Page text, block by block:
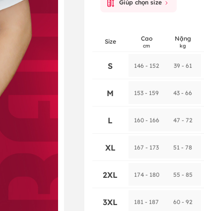
Giúp chọn size
Size Cao
cm
Nặng
kg
S 146 - 152 39 - 61
M 153 - 159 43 - 66
L 160 - 166 47 - 72
XL 167 - 173 51 - 78
2XL 174 - 180 55 - 85
3XL 181 - 187 60 - 92